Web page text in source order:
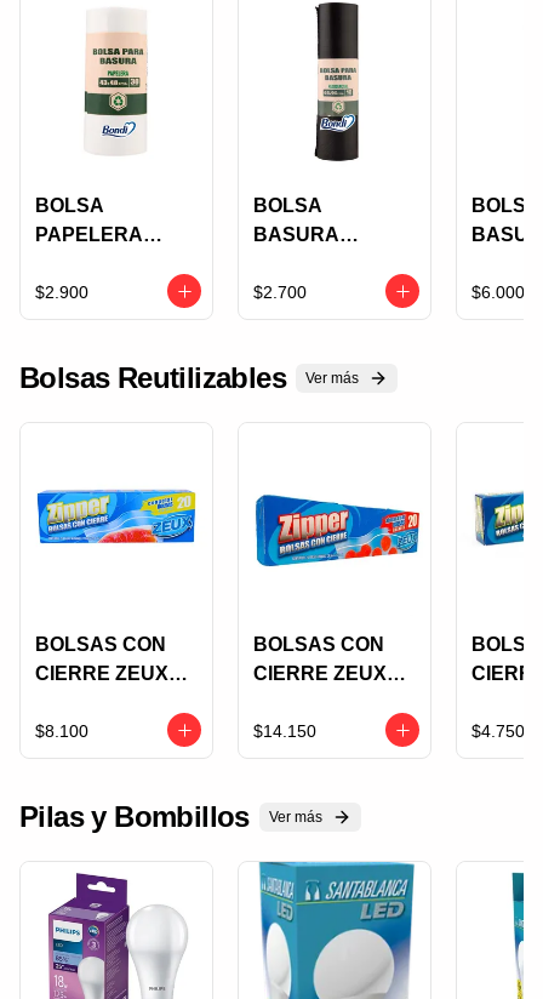
BOLSA
PAPELERA
X 30 UNDS
43X48 CM
$2.900
BOLSA
BASURA
BONDI NEGRA X
10 UNDS 65X90
$2.700
BOLSA
UNDS
$6.000
Bolsas Reutilizables Ver más
BOLSAS CON
CIERRE ZEUX
FREEZER BAGS
X 20 UNDS
$8.100
BOLSAS CON
CIERRE ZEUX
GRANDES X 20
UNIDADES
$14.150
UNDS
$4.750
Pilas y Bombillos Ver más